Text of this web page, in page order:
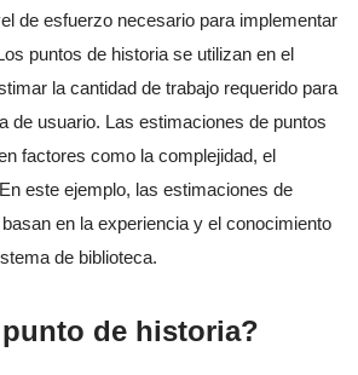
de esfuerzo necesario para implementar
puntos de historia se utilizan en el
la cantidad de trabajo requerido para
de usuario. Las estimaciones de puntos
factores como la complejidad, el
este ejemplo, las estimaciones de
en la experiencia y el conocimiento
de biblioteca.
de historia?